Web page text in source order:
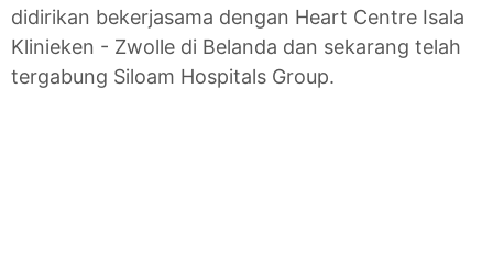
didirikan bekerjasama dengan Heart Centre Isala
Klinieken - Zwolle di Belanda dan sekarang telah
tergabung Siloam Hospitals Group.